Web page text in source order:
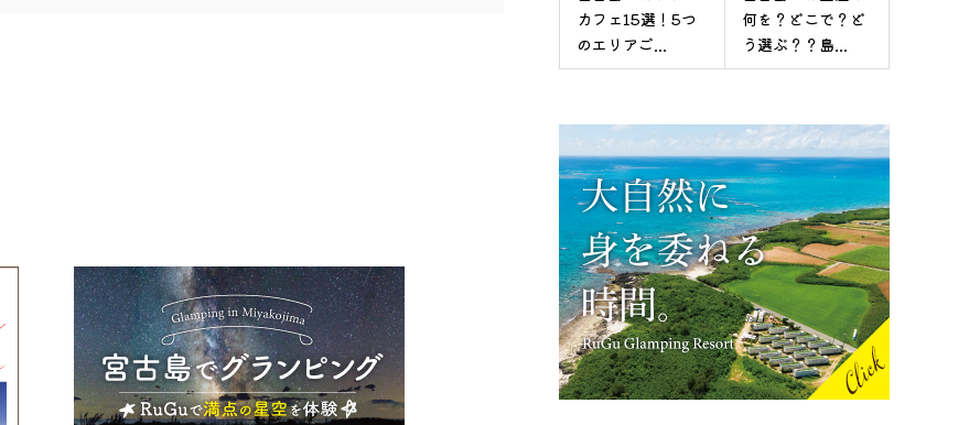
カフェ15選！5つ
のエリアご...
何を？どこで？ど
う選ぶ？？島...